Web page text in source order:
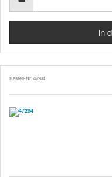
Bestell-Nr. 47204